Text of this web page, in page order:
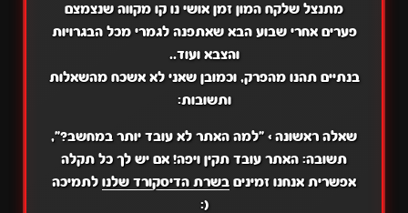
מתנצל שלקח המון זמן אושי נו קו מקווה שנצמצם
פערים אחרי שבוע הבא שאתפנה לגמרי מכל הבגרויות
והצבא ועוד..
בנתיים תהנו מהפרק, וכמובן שאני לא אשכח מהשאלות
ותשובות:
שאלה ראשונה>"למה האתר לא עובד יותר במחשב?",
תשובה:האתר עובד תקין ויפה! אם יש לך כל תקלה
אפשרית אנחנו זמינים בשרת הדיסקורד שלנולתמיכה
(: